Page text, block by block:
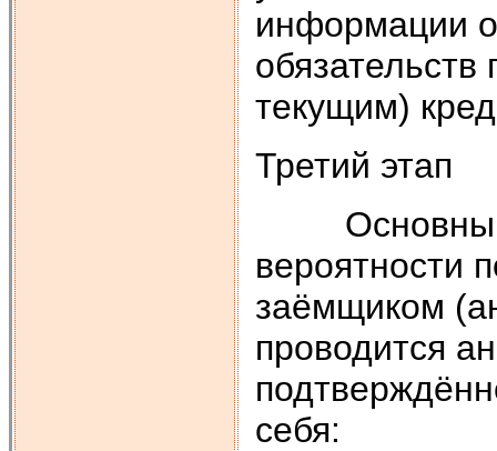
информации
текущим)
Третий этап
Основным
вероятности
заёмщиком
проводится
себя: